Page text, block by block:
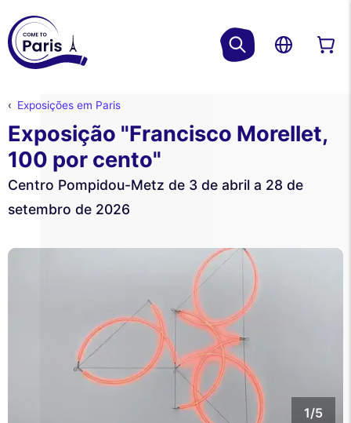
Exposições em Paris
Exposição "Francisco Morellet,
100 por cento"
Centro Pompidou-Metz de 3 de abril a 28 de
setembro de 2026
1/5